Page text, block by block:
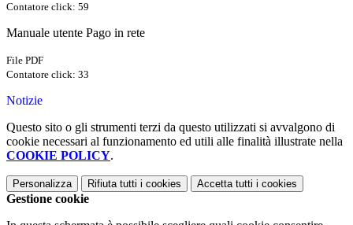
Contatore click: 59
Manuale utente Pago in rete
File PDF
Contatore click: 33
Notizie
Questo sito o gli strumenti terzi da questo utilizzati si avvalgono di
cookie necessari al funzionamento ed utili alle finalità illustrate nella
COOKIE POLICY.
Personalizza Rifiuta tutti i cookies Accetta tutti i cookies
Gestione cookie